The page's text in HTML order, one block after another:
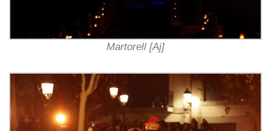
Martorell [Aj]